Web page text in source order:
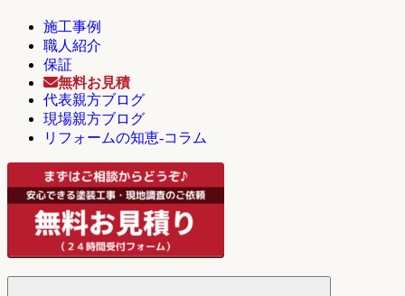
施工事例
職人紹介
保証
無料お見積
代表親方ブログ
現場親方ブログ
リフォームの知恵-コラム